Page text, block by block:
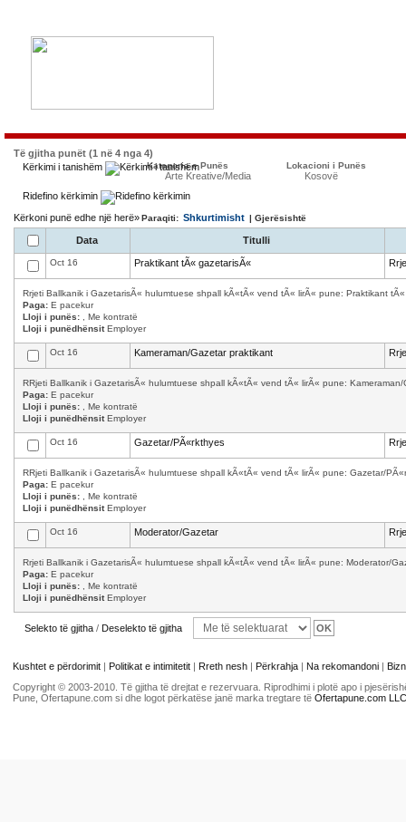
Të gjitha punët (1 në 4 nga 4)
Kërkimi i tanishëm
Kategoria e Punës
Arte Kreative/Media
Lokacioni i Punës
Kosovë
Ridefino kërkimin
Kërkoni punë edhe një herë»Paraqiti: Shkurtimisht | Gjerësishtë
Data Titulli
Oct 16 Praktikant tÃ« gazetarisÃ«
Rrjeti Ballkanik i GazetarisÃ« hulumtuese shpall kÃ«tÃ« vend tÃ« lirÃ« pune: Praktikant
Paga: E pacekur
Lloji i punës: , Me kontratë
Lloji i punëdhënsitEmployer
Oct 16 Kameraman/Gazetar praktikant
RRjeti Ballkanik i GazetarisÃ« hulumtuese shpall kÃ«tÃ« vend tÃ« lirÃ« pune:
Paga: E pacekur
Lloji i punës: , Me kontratë
Lloji i punëdhënsitEmployer
Oct 16 Gazetar/PÃ«rkthyes
RRjeti Ballkanik i GazetarisÃ« hulumtuese shpall kÃ«tÃ« vend tÃ« lirÃ« pune: Gazetar/
Paga: E pacekur
Lloji i punës: , Me kontratë
Lloji i punëdhënsitEmployer
Oct 16 Moderator/Gazetar
Rrjeti Ballkanik i GazetarisÃ« hulumtuese shpall kÃ«tÃ« vend tÃ« lirÃ« pune: Moderator/
Paga: E pacekur
Lloji i punës: , Me kontratë
Lloji i punëdhënsitEmployer
Selekto të gjitha / Deselekto të gjitha
Kushtet e përdorimit | Politikat e intimitetit | Rreth nesh | Përkrahja | Na rekomandoni |
Copyright © 2003-2010. Të gjitha të drejtat e rezervuara. Riprodhimi i plotë apo i
Pune, Ofertapune.com si dhe logot përkatëse janë marka tregtare të Ofertapune.com LLC